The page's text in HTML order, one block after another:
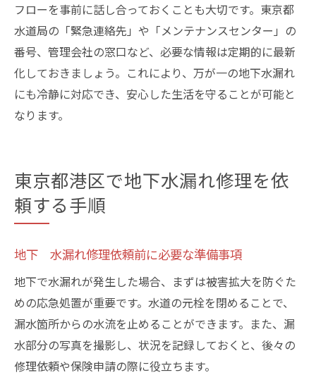
フローを事前に話し合っておくことも大切です。東京都
水道局の「緊急連絡先」や「メンテナンスセンター」の
番号、管理会社の窓口など、必要な情報は定期的に最新
化しておきましょう。これにより、万が一の地下水漏れ
にも冷静に対応でき、安心した生活を守ることが可能と
なります。
東京都港区で地下水漏れ修理を依
頼する手順
地下 水漏れ修理依頼前に必要な準備事項
地下で水漏れが発生した場合、まずは被害拡大を防ぐた
めの応急処置が重要です。水道の元栓を閉めることで、
漏水箇所からの水流を止めることができます。また、漏
水部分の写真を撮影し、状況を記録しておくと、後々の
修理依頼や保険申請の際に役立ちます。